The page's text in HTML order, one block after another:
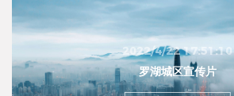
2022/4/22 17:51:10
罗湖城区宣传片